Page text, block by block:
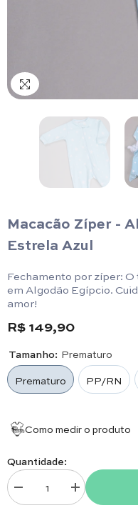
Macacão Zíper -
Estrela Azul
Fechamento por zíper:
em Algodão Egípcio.
amor!
R$ 149,90
Tamanho: Prematuro
Prematuro
PP/RN
Como medir o produto
Quantidade:
Diminuir quantidade para
Aumentar